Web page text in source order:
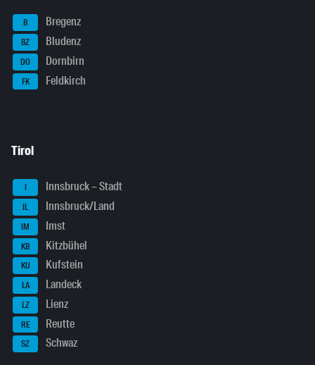
B Bregenz
BZ Bludenz
DO Dornbirn
FK Feldkirch
Tirol
I Innsbruck – Stadt
IL Innsbruck/Land
IM Imst
KB Kitzbühel
KU Kufstein
LA Landeck
LZ Lienz
RE Reutte
SZ Schwaz